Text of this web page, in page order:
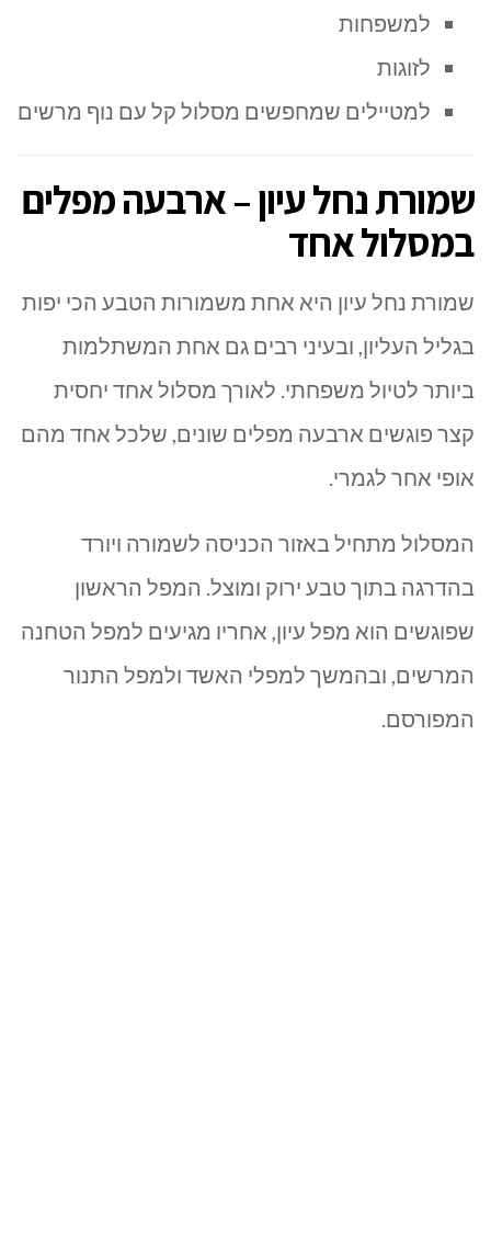
למשפחות
לזוגות
למטיילים שמחפשים מסלול קל עם נוף מרשים
שמורת נחל עיון – ארבעה מפלים
במסלול אחד
שמורת נחל עיון היא אחת משמורות הטבע הכי יפות
בגליל העליון, ובעיני רבים גם אחת המשתלמות
ביותר לטיול משפחתי. לאורך מסלול אחד יחסית
קצר פוגשים ארבעה מפלים שונים, שלכל אחד מהם
אופי אחר לגמרי.
המסלול מתחיל באזור הכניסה לשמורה ויורד
בהדרגה בתוך טבע ירוק ומוצל. המפל הראשון
שפוגשים הוא מפל עיון, אחריו מגיעים למפל הטחנה
המרשים, ובהמשך למפלי האשד ולמפל התנור
המפורסם.